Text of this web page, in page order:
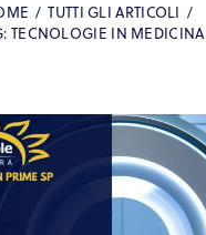
TUTTI GLI ARTICOLI
TECNOLOGIE IN MEDICINA